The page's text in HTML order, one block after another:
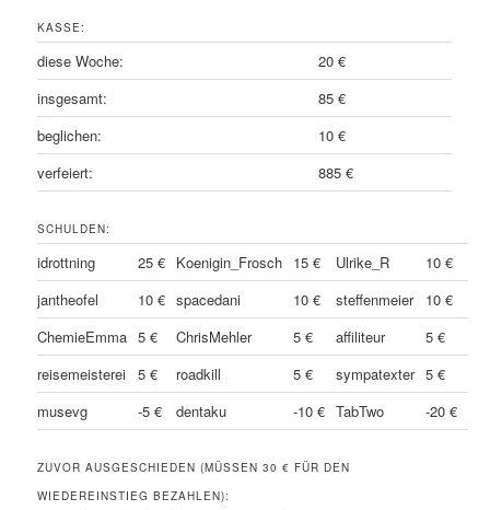
KASSE:
diese Woche:
20 €
insgesamt:
85 €
beglichen:
10 €
verfeiert:
885 €
SCHULDEN:
idrottning 25 € Koenigin_Frosch 15 € Ulrike_R
10 €
jantheofel
10 € spacedani 10 € steffenmeier
10 €
ChemieEmma 5 € ChrisMehler 5 € affiliteur
5 €
reisemeisterei 5 € roadkill 5 € sympatexter 5 €
musevg
-5 € dentaku -10 € TabTwo -20 €
ZUVOR AUSGESCHIEDEN (MÜSSEN 30 € FÜR DEN
WIEDEREINSTIEG BEZAHLEN):